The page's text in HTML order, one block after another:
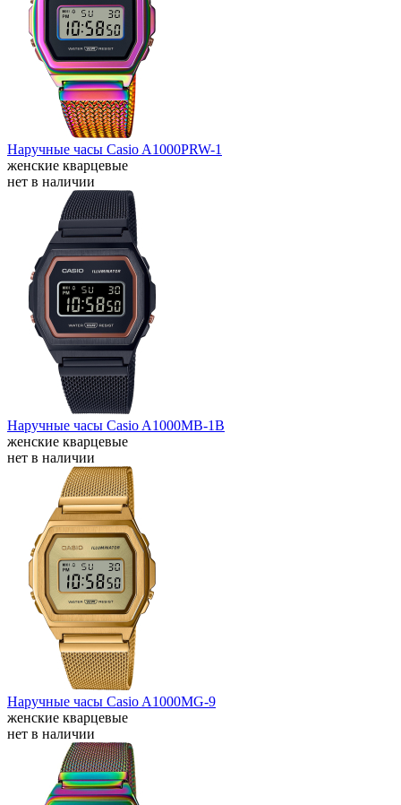
Наручные часы Casio A1000PRW-1
женские кварцевые
нет в наличии
Наручные часы Casio A1000MB-1B
женские кварцевые
нет в наличии
Наручные часы Casio A1000MG-9
женские кварцевые
нет в наличии